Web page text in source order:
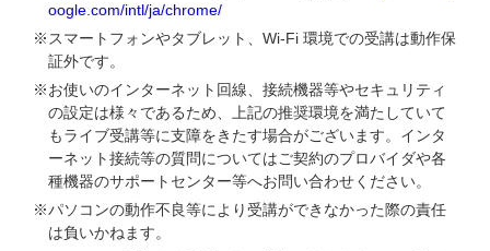
oogle.com/intl/ja/chrome/
※スマートフォンやタブレット、Wi-Fi 環境での受講は動作保
証外です。
※お使いのインターネット回線、接続機器等やセキュリティ
の設定は様々であるため、上記の推奨環境を満たしていて
もライブ受講等に支障をきたす場合がございます。インタ
ーネット接続等の質問についてはご契約のプロバイダや各
種機器のサポートセンター等へお問い合わせください。
※パソコンの動作不良等により受講ができなかった際の責任
は負いかねます。